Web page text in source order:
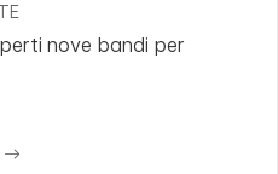
nove bandi per